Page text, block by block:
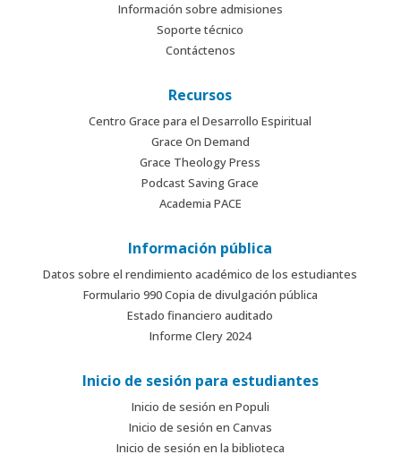
Información sobre admisiones
Soporte técnico
Contáctenos
Recursos
Centro Grace para el Desarrollo Espiritual
Grace On Demand
Grace Theology Press
Podcast Saving Grace
Academia PACE
Información pública
Datos sobre el rendimiento académico de los estudiantes
Formulario 990 Copia de divulgación pública
Estado financiero auditado
Informe Clery 2024
Inicio de sesión para estudiantes
Inicio de sesión en Populi
Inicio de sesión en Canvas
Inicio de sesión en la biblioteca